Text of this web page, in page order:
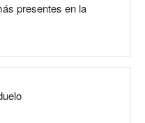
presentes en la